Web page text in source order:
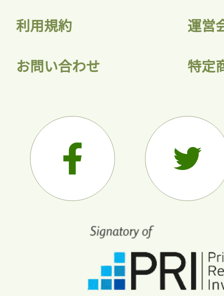
利用規約 運営
お問い合わせ 特定